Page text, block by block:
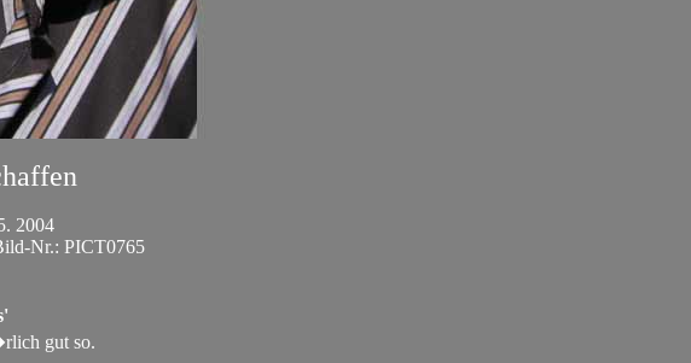
2004
Nr.: PICT0765
gut so.